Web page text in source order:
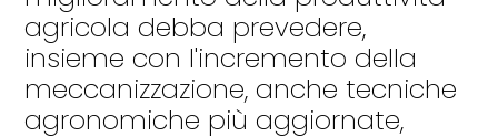
agricola debba prevedere,
insieme con l'incremento della
meccanizzazione, anche tecniche
agronomiche più aggiornate,